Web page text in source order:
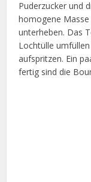
Puderzucker und
homogene
unterheben. Das
Lochtülle
aufspritzen. Ein
fertig sind die